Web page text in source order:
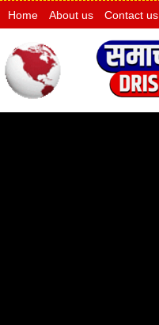
Home About us Contact us